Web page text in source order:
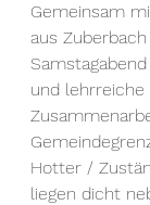
Gemeinsam
aus
und lehrreiche
Hotter /
liegen dicht